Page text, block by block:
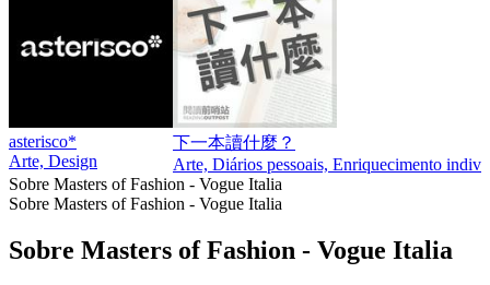
asterisco*
Arte, Design
下一本讀什麼？
Arte, Diários pessoais, Enriquecimento
Sobre Masters of Fashion - Vogue Italia
Sobre Masters of Fashion - Vogue Italia
Sobre Masters of Fashion - Vogue Italia